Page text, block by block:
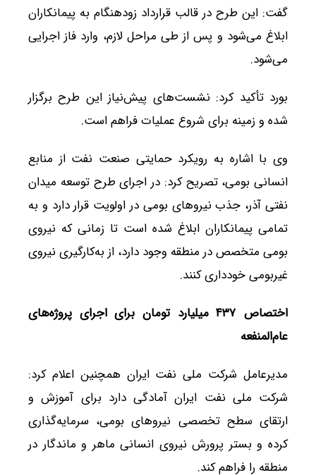
گفت: این طرح در قالب قرارداد زودهنگام به پیمانکاران
ابلاغ می‌شود و پس از طی مراحل لازم، وارد فاز اجرایی
می‌شود.
بورد تأکید کرد: نشست‌های پیش‌نیاز این طرح برگزار
شده و زمینه برای شروع عملیات فراهم است.
وی با اشاره به رویکرد حمایتی صنعت نفت از منابع
انسانی بومی، تصریح کرد: در اجرای طرح توسعه میدان
نفتی آذر، جذب نیروهای بومی در اولویت قرار دارد و به
تمامی پیمانکاران ابلاغ شده است تا زمانی که نیروی
بومی متخصص در منطقه وجود دارد، از به‌کارگیری نیروی
غیربومی خودداری کنند.
اختصاص ۴۳۷ میلیارد تومان برای اجرای پروژه‌های
عام‌المنفعه
مدیرعامل شرکت ملی نفت ایران همچنین اعلام کرد:
شرکت ملی نفت ایران آمادگی دارد برای آموزش و
ارتقای سطح تخصصی نیروهای بومی، سرمایه‌گذاری
کرده و بستر پرورش نیروی انسانی ماهر و ماندگار در
منطقه را فراهم کند.